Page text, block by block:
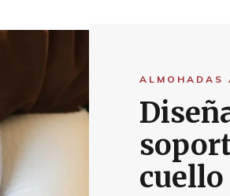
ALMOHADAS
cuello